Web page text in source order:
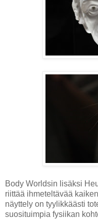
Body Worldsin lisäksi
riittää ihmeteltävää
näyttely on tyylikkäästi
suosituimpia fysiikan